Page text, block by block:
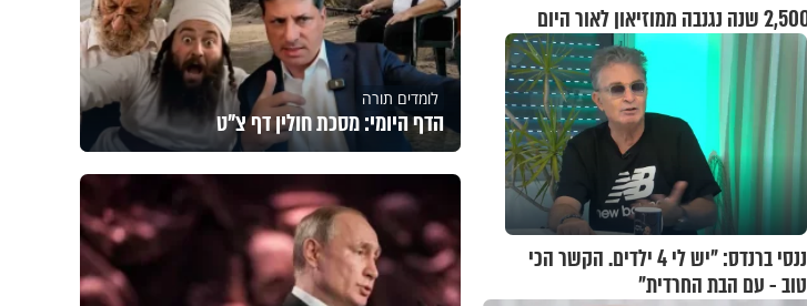
ננסי ברנדס: "יש לי 4 ילדים. הקשר הכי
טוב - עם הבת החרדית"
לומדים תורה
הדף היומי: מסכת חולין דף צ"ט